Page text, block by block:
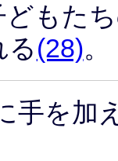
もた
る(28)。
手を加